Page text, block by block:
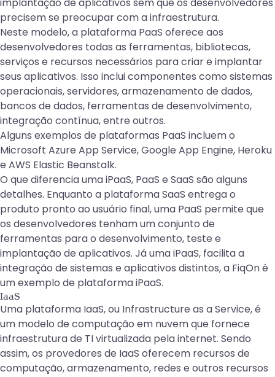
precisem se preocupar com a infraestrutura.
Neste modelo, a plataforma PaaS oferece aos
desenvolvedores todas as ferramentas, bibliotecas,
serviços e recursos necessários para criar e implantar
seus aplicativos. Isso inclui componentes como sistemas
operacionais, servidores, armazenamento de dados,
bancos de dados, ferramentas de desenvolvimento,
integração contínua, entre outros.
Alguns exemplos de plataformas PaaS incluem o
Microsoft Azure App Service, Google App Engine, Heroku
e AWS Elastic Beanstalk.
O que diferencia uma iPaaS, PaaS e SaaS são alguns
detalhes. Enquanto a plataforma SaaS entrega o
produto pronto ao usuário final, uma PaaS permite que
os desenvolvedores tenham um conjunto de
ferramentas para o desenvolvimento, teste e
implantação de aplicativos. Já uma iPaaS, facilita a
integração de sistemas e aplicativos distintos, a FiqOné
um exemplo de plataforma iPaaS.
IaaS
Uma plataforma IaaS, ou Infrastructure as a Service, é
um modelo de computação em nuvem que fornece
infraestrutura de TI virtualizada pela internet. Sendo
assim, os provedores de IaaS oferecem recursos de
computação, armazenamento, redes e outros recursos